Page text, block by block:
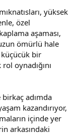
yüksek
özel
aşaması,
uzun ömürlü hale
bir
oynadığını
birkaç adımda
kazandırıyor,
içinde yer
arkasındaki